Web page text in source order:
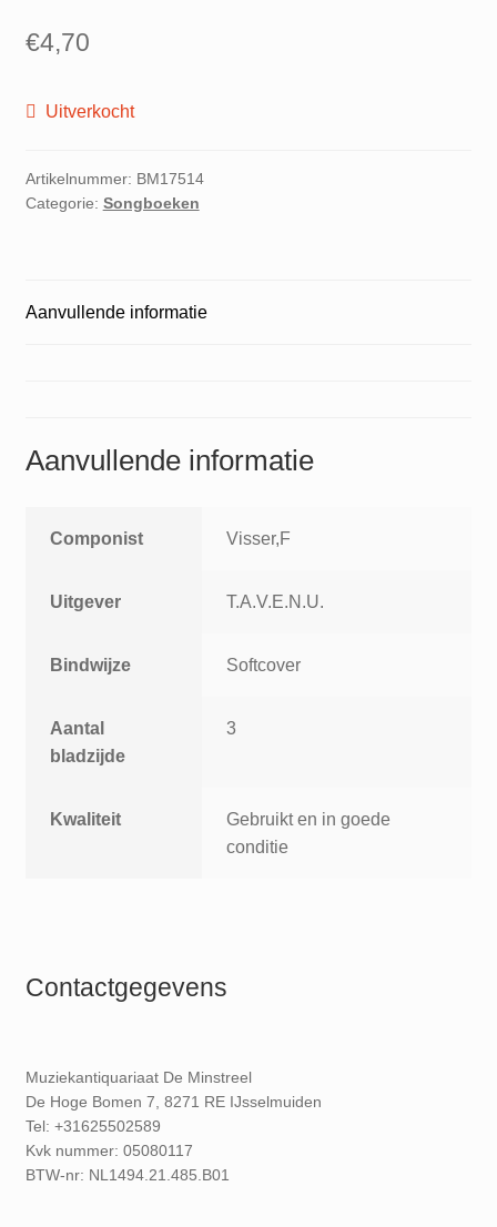
€4,70
Uitverkocht
Artikelnummer: BM17514
Categorie: Songboeken
Aanvullende informatie
Aanvullende informatie
Componist Visser,F
Uitgever T.A.V.E.N.U.
Bindwijze Softcover
Aantal
bladzijde
3
Kwaliteit
Gebruikt en in goede
conditie
Contactgegevens
Muziekantiquariaat De Minstreel
De Hoge Bomen 7, 8271 RE IJsselmuiden
Tel: +31625502589
Kvk nummer: 05080117
BTW-nr: NL1494.21.485.B01